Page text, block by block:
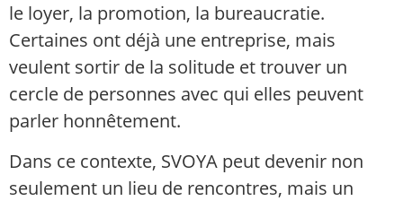
le loyer, la promotion, la bureaucratie.
Certaines ont déjà une entreprise, mais
veulent sortir de la solitude et trouver un
cercle de personnes avec qui elles peuvent
parler honnêtement.
Dans ce contexte, SVOYA peut devenir non
seulement un lieu de rencontres, mais un